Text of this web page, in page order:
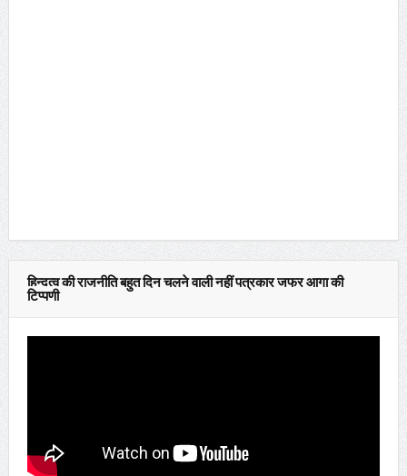
हिन्दुत्व की राजनीति बहुत दिन चलने वाली नहीं पत्रकार जफर आगा की
टिप्पणी